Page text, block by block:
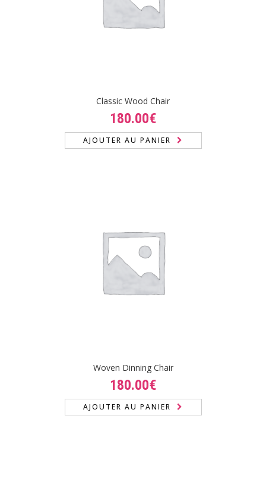
Classic Wood Chair
180.00€
AJOUTER AU PANIER
Woven Dinning Chair
180.00€
AJOUTER AU PANIER